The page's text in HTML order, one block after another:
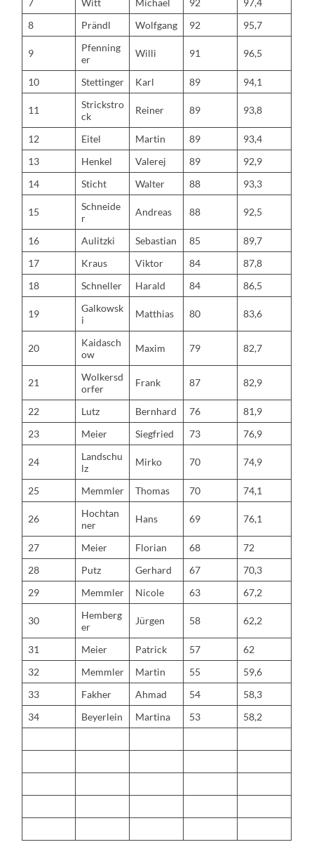
8
Prändl Wolfgang 92 95,7
9
Pfenning
er
Willi 91 96,5
10 Stettinger Karl 89 94,1
11
Strickstro
ck
Reiner 89 93,8
12 Eitel Martin 89
93,4
13
Henkel Valerej 89
92,9
14
Sticht Walter 88 93,3
15
Schneide
r
Andreas 88 92,5
16 Aulitzki Sebastian 85
89,7
17
Kraus Viktor 84
87,8
18
Schneller Harald 84 86,5
19
Galkowsk
i
Matthias 80 83,6
20
Kaidasch
ow
Maxim 79 82,7
21
Wolkersd
orfer
Frank 87 82,9
22 Lutz Bernhard 76
81,9
23
Meier Siegfried 73 76,9
24
Landschu
lz
Mirko 70 74,9
25 Memmler Thomas 70 74,1
26
Hochtan
ner
Hans 69 76,1
27 Meier Florian 68
72
28
Putz Gerhard 67
70,3
29
Memmler Nicole 63 67,2
30
Hemberg
er
Jürgen 58 62,2
31 Meier Patrick 57
62
32
Memmler Martin 55
59,6
33
Fakher Ahmad 54
58,3
34
Beyerlein Martina 53 58,2